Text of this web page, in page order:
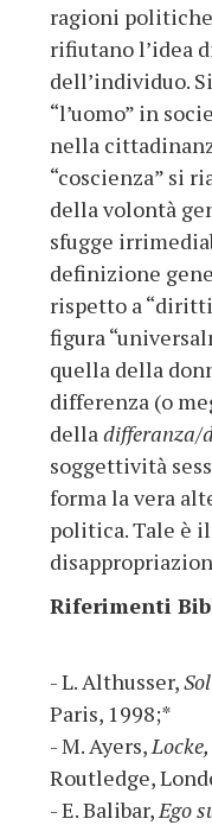
ragioni
rifiutano l’idea
dell’individuo.
“l’uomo” in
nella
“coscienza” si
della volontà
sfugge
definizione
rispetto a
figura
quella della
differenza (o
delladifferanza/
soggettività
forma la vera
politica. Tale è
Riferimenti
- L. Althusser,
Paris, 1998;*
- M. Ayers,
Routledge,
- E. Balibar,Ego